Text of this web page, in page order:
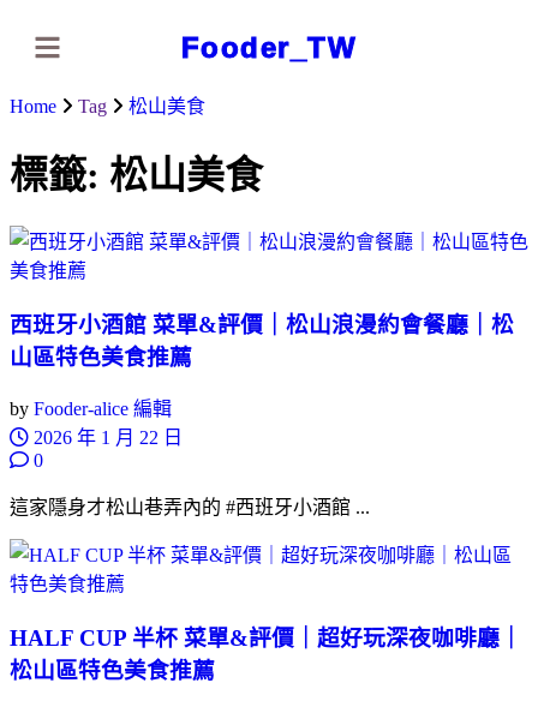
Fooder_TW
Home Tag 松山美食
標籤: 松山美食
西班牙小酒館 菜單&評價｜松山浪漫約會餐廳｜松
山區特色美食推薦
by Fooder-alice 編輯
2026 年 1 月 22 日
0
這家隱身才松山巷弄內的 #西班牙小酒館 ...
HALF CUP 半杯 菜單&評價｜超好玩深夜咖啡廳｜
松山區特色美食推薦